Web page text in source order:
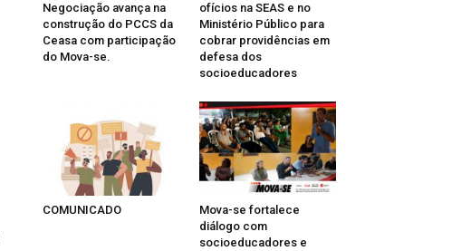
Negociação avança na
construção do PCCS da
Ceasa com participação
do Mova-se.
ofícios na SEAS e no
Ministério Público para
cobrar providências em
defesa dos
socioeducadores
COMUNICADO
Mova-se fortalece
diálogo com
socioeducadores e